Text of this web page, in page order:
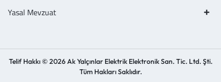
Yasal Mevzuat
Telif Hakkı © 2026 Ak Yalçınlar Elektrik Elektronik San. Tic. Ltd. Şti.
Tüm Hakları Saklıdır.